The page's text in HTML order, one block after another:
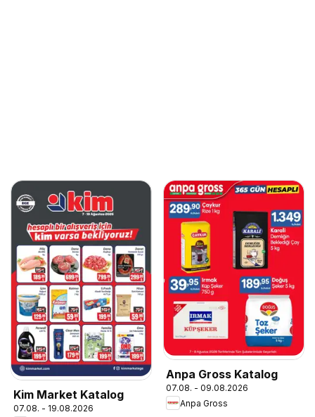
Kim Market Katalog
07.08. - 19.08.2026
Anpa Gross Katalog
07.08. - 09.08.2026
Anpa Gross